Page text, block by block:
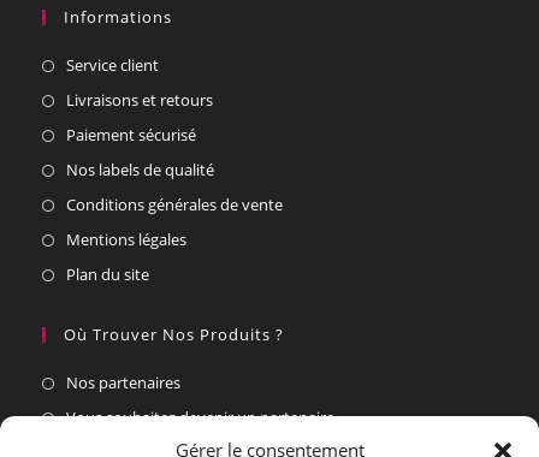
Gérer le consentement
Informations
Service client
Livraisons et retours
Paiement sécurisé
Nos labels de qualité
Conditions générales de vente
Mentions légales
Plan du site
Où Trouver Nos Produits ?
Nos partenaires
Vous souhaitez devenir un partenaire